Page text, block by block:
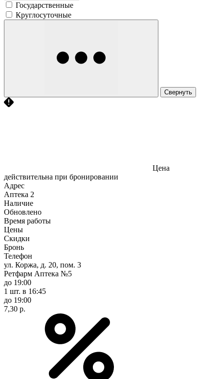
Государственные
Круглосуточные
Свернуть
Цена
действительна при бронировании
Адрес
Аптека 2
Наличие
Обновлено
Время работы
Цены
Скидки
Бронь
Телефон
ул. Коржа, д. 20, пом. 3
Ретфарм Аптека №5
до 19:00
1 шт. в 16:45
до 19:00
7,30 р.